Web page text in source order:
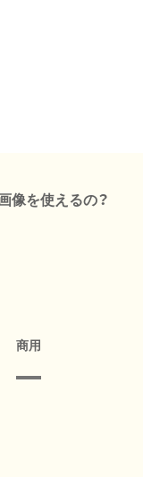
像を使えるの？
商用